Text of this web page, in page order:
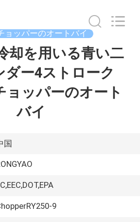
ョッパーのオートバイ
却を用いる青い二
ダー4ストローク
ョッパーのオート
バイ
国
9